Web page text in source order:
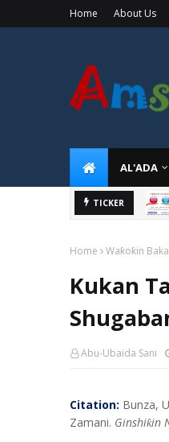
Home About Us
AL'ADA
TICKER
Home Waƙoƙin
Kukan
Abu-Ubaida Sani
Citation: Bunza,
Zamani. Ginshiƙin